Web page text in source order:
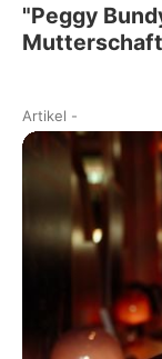
"Peggy
Artikel -